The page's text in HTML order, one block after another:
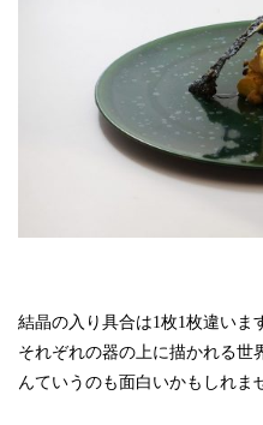
結晶の入り具合は1枚1枚違いま
それぞれの器の上に描かれる世
んていうのも面白いかもしれま